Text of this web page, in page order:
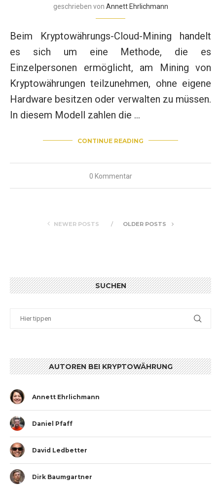
geschrieben von Annett Ehrlichmann
Beim Kryptowährungs-Cloud-Mining handelt
es sich um eine Methode, die es
Einzelpersonen ermöglicht, am Mining von
Kryptowährungen teilzunehmen, ohne eigene
Hardware besitzen oder verwalten zu müssen.
In diesem Modell zahlen die …
CONTINUE READING
0 Kommentar
NEWER POSTS OLDER POSTS
SUCHEN
AUTOREN BEI KRYPTOWÄHRUNG
Annett Ehrlichmann
Daniel Pfaff
David Ledbetter
Dirk Baumgartner